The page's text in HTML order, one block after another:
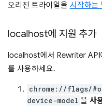
오리진 트라이얼을 시작하는
localhost에 지원 추가
localhost에서 Rewriter API
를 사용하세요.
chrome://flags/
device-model 을 사